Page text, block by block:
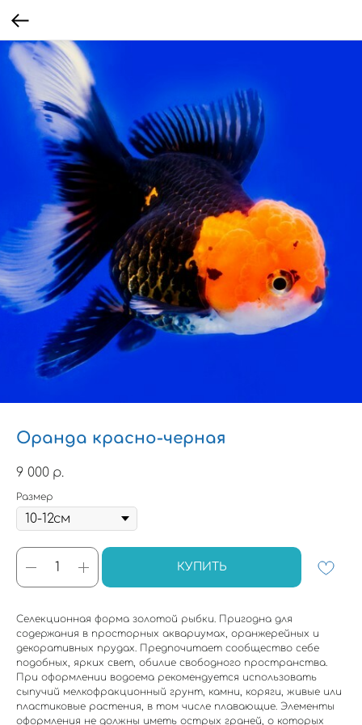
Оранда красно-черная
9 000 р.
Размер
КУПИТЬ
Селекционная форма золотой рыбки. Пригодна для
содержания в просторных аквариумах, оранжерейных и
декоративных прудах. Предпочитает сообщество себе
подобных, ярких свет, обилие свободного пространства.
При оформлении водоема рекомендуется использовать
сыпучий мелкофракционный грунт, камни, коряги, живые или
пластиковые растения, в том числе плавающие. Элементы
оформления не должны иметь острых граней, о которых